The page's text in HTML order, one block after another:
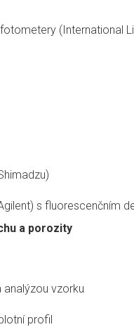
(International
s fluorescenčním
a porozity
vzorku
profil